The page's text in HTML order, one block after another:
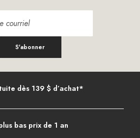
S'abonner
dès 139 $ d’achat*
bas prix de 1 an